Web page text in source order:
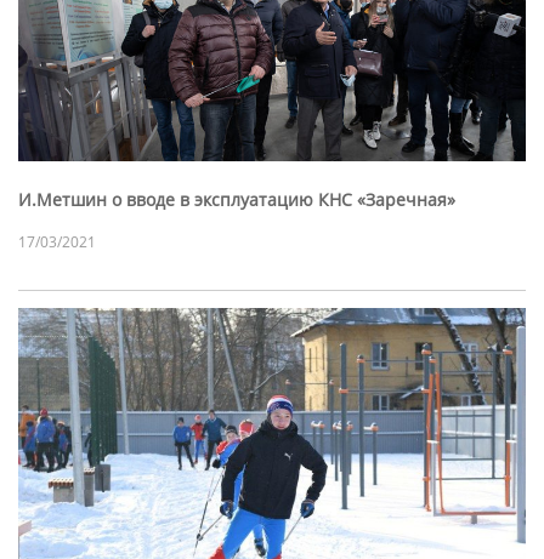
И.Метшин о вводе в эксплуатацию КНС «Заречная»
17/03/2021